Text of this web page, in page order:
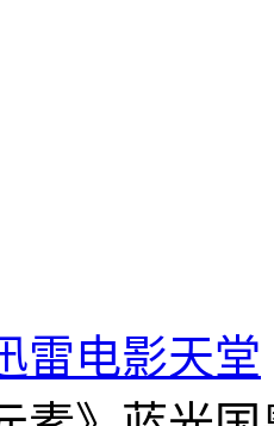
雷电影天堂